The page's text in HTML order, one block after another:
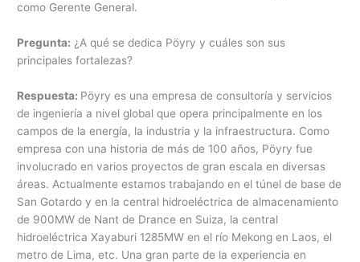
como Gerente General.
Pregunta: ¿A qué se dedica Pöyry y cuáles son sus
principales fortalezas?
Respuesta: Pöyry es una empresa de consultoría y servicios
de ingeniería a nivel global que opera principalmente en los
campos de la energía, la industria y la infraestructura. Como
empresa con una historia de más de 100 años, Pöyry fue
involucrado en varios proyectos de gran escala en diversas
áreas. Actualmente estamos trabajando en el túnel de base de
San Gotardo y en la central hidroeléctrica de almacenamiento
de 900MW de Nant de Drance en Suiza, la central
hidroeléctrica Xayaburi 1285MW en el río Mekong en Laos, el
metro de Lima, etc. Una gran parte de la experiencia en